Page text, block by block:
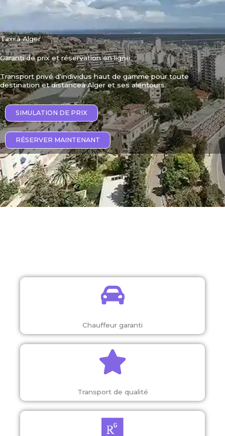
Taxi à Alger
Garanti de prix et réservation en ligne.​
Transport privé d'individus haut de gamme pour toute
destination et distanceà Alger et ses alentours.
SIMULATION DE PRIX
RÉSERVER MAINTENANT
Chauffeur garanti
Transport de qualité